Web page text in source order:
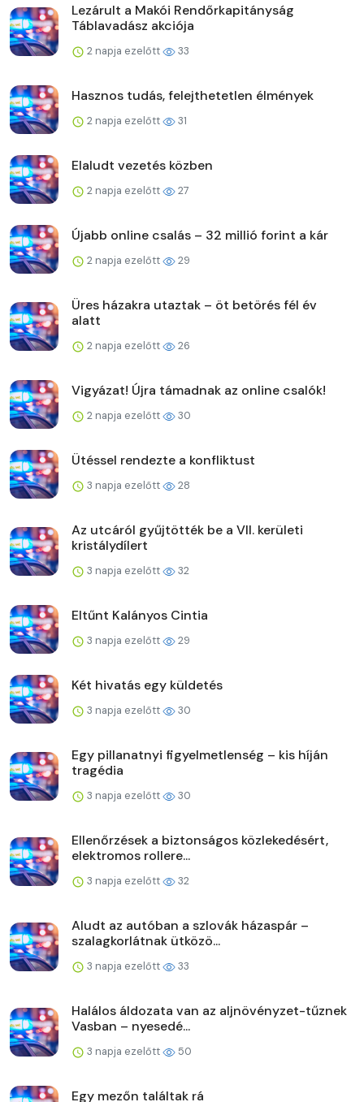
Lezárult a Makói Rendőrkapitányság
Táblavadász akciója
2 napja ezelőtt 33
Hasznos tudás, felejthetetlen élmények
2 napja ezelőtt 31
Elaludt vezetés közben
2 napja ezelőtt 27
Újabb online csalás – 32 millió forint a kár
2 napja ezelőtt 29
Üres házakra utaztak – öt betörés fél év
alatt
2 napja ezelőtt 26
Vigyázat! Újra támadnak az online csalók!
2 napja ezelőtt 30
Ütéssel rendezte a konfliktust
3 napja ezelőtt 28
Az utcáról gyűjtötték be a VII. kerületi
kristálydílert
3 napja ezelőtt 32
Eltűnt Kalányos Cintia
3 napja ezelőtt 29
Két hivatás egy küldetés
3 napja ezelőtt 30
Egy pillanatnyi figyelmetlenség – kis híján
tragédia
3 napja ezelőtt 30
Ellenőrzések a biztonságos közlekedésért,
elektromos rollere...
3 napja ezelőtt 32
Aludt az autóban a szlovák házaspár –
szalagkorlátnak ütközö...
3 napja ezelőtt 33
Halálos áldozata van az aljnövényzet-tűznek
Vasban – nyesedé...
3 napja ezelőtt 50
Egy mezőn találtak rá